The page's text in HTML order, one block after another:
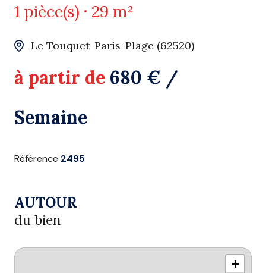
1 pièce(s)
29 m²
Le Touquet-Paris-Plage (62520)
à partir de 680 € /
Semaine
Référence 2495
AUTOUR
du bien
+